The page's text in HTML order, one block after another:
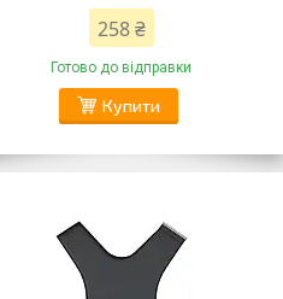
258 ₴
Готово до відправки
Купити